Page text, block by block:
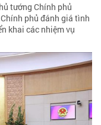
tướng Chính phủ
phủ đánh giá tình
khai các nhiệm vụ